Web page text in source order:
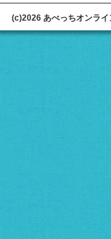
(c)2026 あべっちオンラ